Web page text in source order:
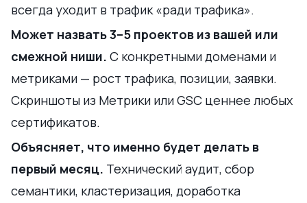
всегда уходит в трафик «ради трафика».
Может назвать 3–5 проектов из вашей или
смежной ниши. С конкретными доменами и
метриками — рост трафика, позиции, заявки.
Скриншоты из Метрики или GSC ценнее любых
сертификатов.
Объясняет, что именно будет делать в
первый месяц. Технический аудит, сбор
семантики, кластеризация, доработка